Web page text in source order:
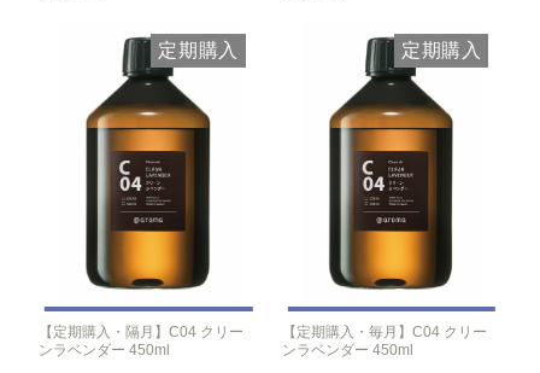
定期購入
【定期購入・隔月】C04 クリー
ンラベンダー 450ml
定期購入
【定期購入・毎月】C04 クリー
ンラベンダー 450ml